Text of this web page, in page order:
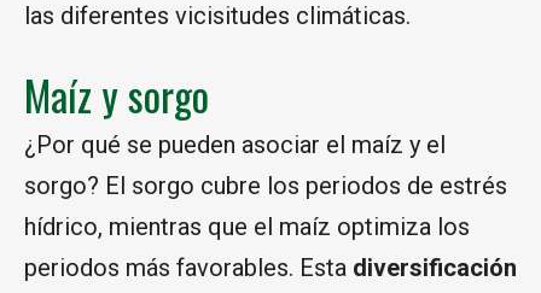
las diferentes vicisitudes climáticas.
Maíz y sorgo
¿Por qué se pueden asociar el maíz y el
sorgo? El sorgo cubre los periodos de estrés
hídrico, mientras que el maíz optimiza los
periodos más favorables. Esta diversificación